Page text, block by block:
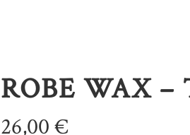
ROBE WAX –
26,00€